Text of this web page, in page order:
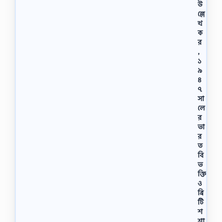
উ
ল্লে
খ
ক
র
,
১
৯
৪
৭
সা
লে
র
ভা
র
ত
বি
ভ
ক্তি
ও
ব্রি
টি
শ